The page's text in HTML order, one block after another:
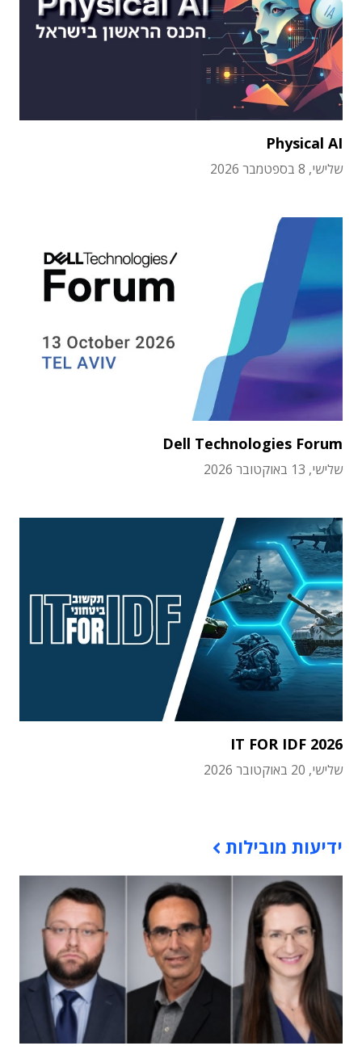
Physical AI
שלישי, 8 בספטמבר 2026
Dell Technologies Forum
שלישי, 13 באוקטובר 2026
IT FOR IDF 2026
שלישי, 20 באוקטובר 2026
ידיעות מובילות